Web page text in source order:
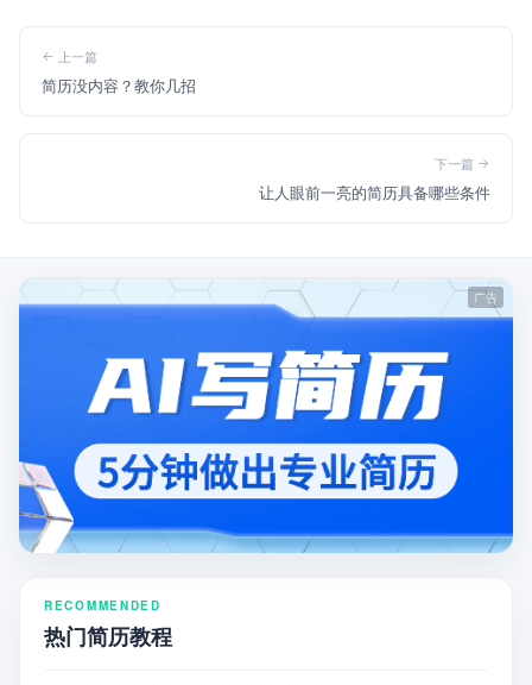
上一篇
简历没内容？教你几招
下一篇
让人眼前一亮的简历具备哪些条件
RECOMMENDED
热门简历教程